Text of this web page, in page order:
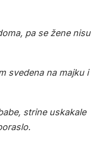
pa se žene nisu
svedena na majku i
strine uskakale